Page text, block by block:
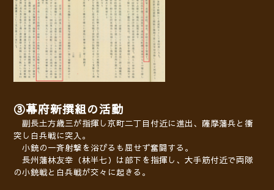
③幕府新撰組の活動
副長土方歳三が指揮し京町二丁目付近に進出、薩摩藩兵と衝
突し白兵戦に突入。
小銃の一斉射撃を浴びるも屈せず奮闘する。
長州藩林友幸（林半七）は部下を指揮し、大手筋付近で両隊
の小銃戦と 白兵戦が交々に起きる。